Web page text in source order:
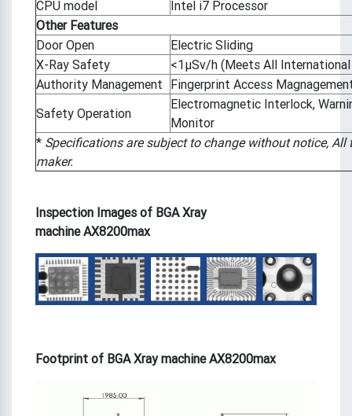
CPU model
Intel i7 Processor
Other Features
Door Open
Electric Sliding
X-Ray Safety
<1μSv/h (Meets All
Authority Management Fingerprint Access
Safety Operation
Electromagnetic Interlock,
Monitor
* Specifications are subject to change without notice,
maker.
Inspection Images of BGA Xray
machine AX8200max
Footprint of BGA Xray machine AX8200max